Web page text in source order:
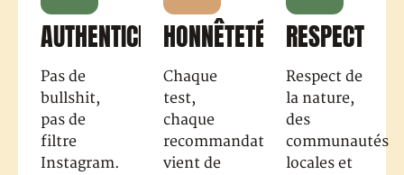
AUTHENTICITÉ
Pas de
bullshit,
pas de
filtre
Instagram.
HONNÊTETÉ
Chaque
test,
chaque
recommandation
vient de
RESPECT
Respect de
la nature,
des
communautés
locales et